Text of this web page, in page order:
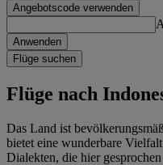
Angebotscode verwenden
Anwenden
Flüge suchen
Flüge nach
Das Land ist
bietet eine wunderbare
Dialekten, die hier